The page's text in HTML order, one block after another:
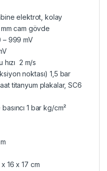
elektrot, kolay
cam gövde
– 999 mV
hızı 2 m/s
noktası) 1,5 bar
titanyum plakalar, SC6
1 bar kg/cm²
16 x 17 cm